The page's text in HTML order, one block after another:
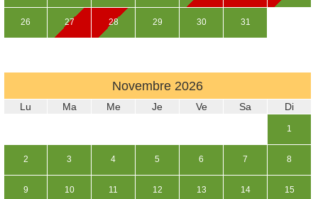
26 27 28 29 30 31
Novembre 2026
Lu Ma Me Je Ve Sa Di
1
2 3 4 5 6 7 8
9 10 11 12 13 14 15